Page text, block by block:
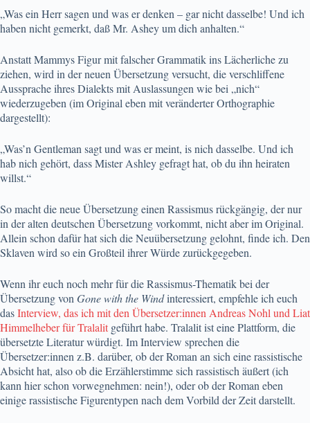
„Was ein Herr sagen und was er denken – gar nicht dasselbe! Und ich
haben nicht gemerkt, daß Mr. Ashey um dich anhalten.“
Anstatt Mammys Figur mit falscher Grammatik ins Lächerliche zu
ziehen, wird in der neuen Übersetzung versucht, die verschliffene
Aussprache ihres Dialekts mit Auslassungen wie bei „nich“
wiederzugeben (im Original eben mit veränderter Orthographie
dargestellt):
„Was’n Gentleman sagt und was er meint, is nich dasselbe. Und ich
hab nich gehört, dass Mister Ashley gefragt hat, ob du ihn heiraten
willst.“
So macht die neue Übersetzung einen Rassismus rückgängig, der nur
in der alten deutschen Übersetzung vorkommt, nicht aber im Original.
Allein schon dafür hat sich die Neuübersetzung gelohnt, finde ich. Den
Sklaven wird so ein Großteil ihrer Würde zurückgegeben.
Wenn ihr euch noch mehr für die Rassismus-Thematik bei der
Übersetzung vonGone with the Windinteressiert, empfehle ich euch
dasInterview, das ich mit den Übersetzer:innen Andreas Nohl und Liat
Himmelheber für Tralalit geführt habe. Tralalit ist eine Plattform, die
übersetzte Literatur würdigt. Im Interview sprechen die
Übersetzer:innen z.B. darüber, ob der Roman an sich eine rassistische
Absicht hat, also ob die Erzählerstimme sich rassistisch äußert (ich
kann hier schon vorwegnehmen: nein!), oder ob der Roman eben
einige rassistische Figurentypen nach dem Vorbild der Zeit darstellt.